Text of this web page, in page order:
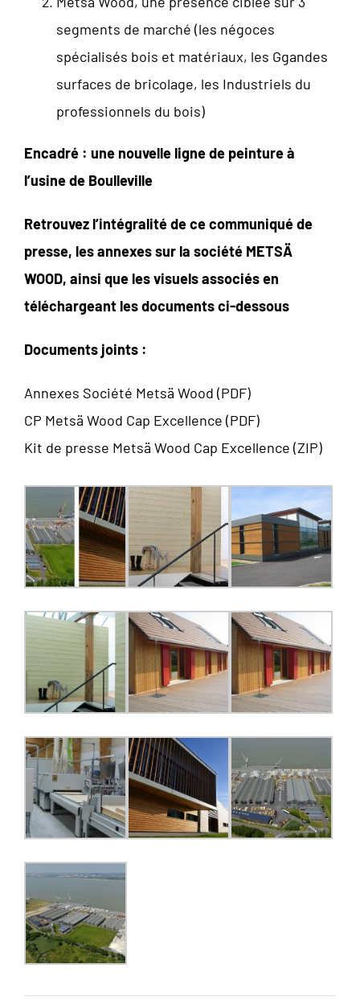
segments de marché (les négoces
spécialisés bois et matériaux, les Ggandes
surfaces de bricolage, les Industriels du
professionnels du bois)
Encadré : une nouvelle ligne de peinture à
l’usine de Boulleville
Retrouvez l’intégralité de ce communiqué de
presse, les annexes sur la société METSÄ
WOOD, ainsi que les visuels associés en
téléchargeant les documents ci-dessous
Documents joints :
Annexes Société Metsä Wood (PDF)
CP Metsä Wood Cap Excellence (PDF)
Kit de presse Metsä Wood Cap Excellence (ZIP)